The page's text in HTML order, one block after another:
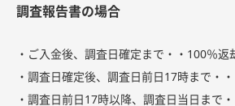
調査報告書の場合
・ご入金後、調査日確定まで・・100％返
・調査日確定後、調査日前日17時まで・
・調査日前日17時以降、調査日当日まで